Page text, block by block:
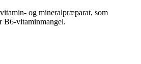
og mineralpræparat, som
B6-vitaminmangel.